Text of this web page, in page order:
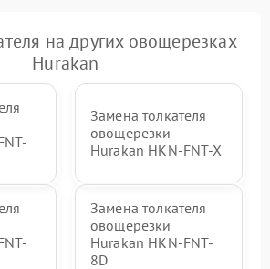
на других овощерезках
Hurakan
Замена толкателя
овощерезки
Hurakan HKN-FNT-X
Замена толкателя
овощерезки
Hurakan HKN-FNT-
8D